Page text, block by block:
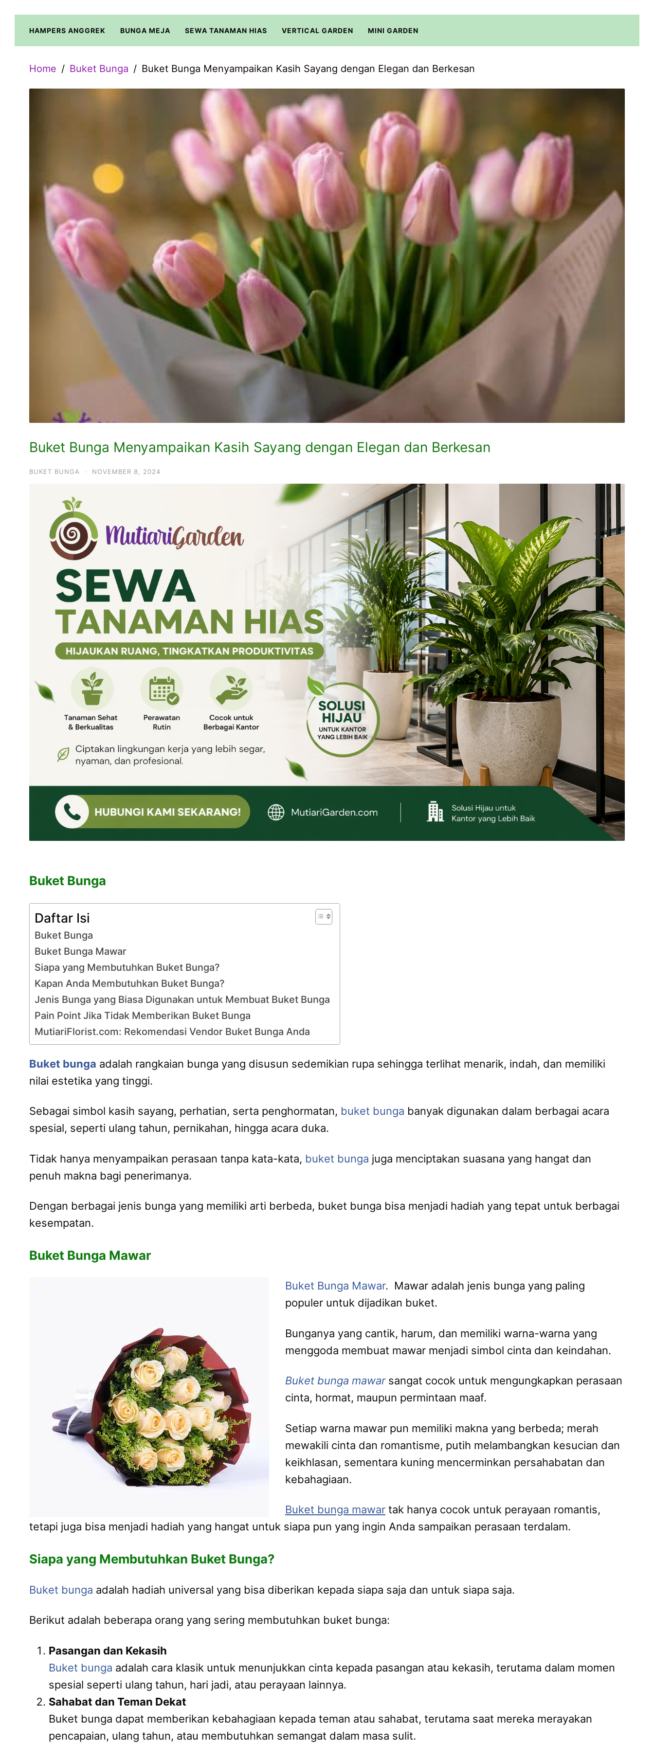
HAMPERS ANGGREK BUNGA MEJA SEWA TANAMAN HIAS VERTICAL GARDEN MINI GARDEN
Home Buket Bunga Buket Bunga Menyampaikan Kasih Sayang dengan Elegan dan Berkesan
Buket Bunga Menyampaikan Kasih Sayang dengan Elegan dan Berkesan
BUKET BUNGA · NOVEMBER 8, 2024
Buket Bunga
Daftar Isi
Buket Bunga
Buket Bunga Mawar
Siapa yang Membutuhkan Buket Bunga?
Kapan Anda Membutuhkan Buket Bunga?
Jenis Bunga yang Biasa Digunakan untuk Membuat Buket Bunga
Pain Point Jika Tidak Memberikan Buket Bunga
MutiariFlorist.com: Rekomendasi Vendor Buket Bunga Anda
Buket bunga adalah rangkaian bunga yang disusun sedemikian rupa sehingga terlihat menarik, indah, dan memiliki
nilai estetika yang tinggi.
Sebagai simbol kasih sayang, perhatian, serta penghormatan, buket bunga banyak digunakan dalam berbagai acara
spesial, seperti ulang tahun, pernikahan, hingga acara duka.
Tidak hanya menyampaikan perasaan tanpa kata-kata, buket bunga juga menciptakan suasana yang hangat dan
penuh makna bagi penerimanya.
Dengan berbagai jenis bunga yang memiliki arti berbeda, buket bunga bisa menjadi hadiah yang tepat untuk berbagai
kesempatan.
Buket Bunga Mawar
Buket Bunga Mawar. Mawar adalah jenis bunga yang paling
populer untuk dijadikan buket.
Bunganya yang cantik, harum, dan memiliki warna-warna yang
menggoda membuat mawar menjadi simbol cinta dan keindahan.
Buket bunga mawarsangat cocok untuk mengungkapkan perasaan
cinta, hormat, maupun permintaan maaf.
Setiap warna mawar pun memiliki makna yang berbeda; merah
mewakili cinta dan romantisme, putih melambangkan kesucian dan
keikhlasan, sementara kuning mencerminkan persahabatan dan
kebahagiaan.
Buket bunga mawar tak hanya cocok untuk perayaan romantis,
tetapi juga bisa menjadi hadiah yang hangat untuk siapa pun yang ingin Anda sampaikan perasaan terdalam.
Siapa yang Membutuhkan Buket Bunga?
Buket bunga adalah hadiah universal yang bisa diberikan kepada siapa saja dan untuk siapa saja.
Berikut adalah beberapa orang yang sering membutuhkan buket bunga:
Pasangan dan Kekasih
Buket bunga adalah cara klasik untuk menunjukkan cinta kepada pasangan atau kekasih, terutama dalam momen
spesial seperti ulang tahun, hari jadi, atau perayaan lainnya.
Sahabat dan Teman Dekat
Buket bunga dapat memberikan kebahagiaan kepada teman atau sahabat, terutama saat mereka merayakan
pencapaian, ulang tahun, atau membutuhkan semangat dalam masa sulit.